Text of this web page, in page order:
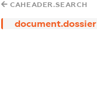
CAHEADER.SEARCH
document.dossier